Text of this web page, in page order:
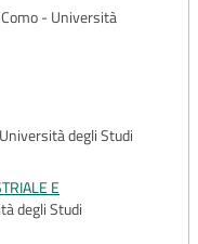
Como - Università
degli Studi
E
degli Studi